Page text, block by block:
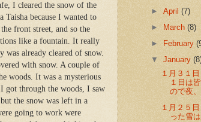
I cleared the snow of the
because I wanted to
front street, and so the
like a fountain. It really
was already cleared of snow.
with snow. A couple of
woods. It was a mysterious
got through the woods, I saw
the snow was left in a
going to work were
►April(7)
►
March(8)
►
February
▼January
１月３１
１日は
ので夜
１月２５
った雪